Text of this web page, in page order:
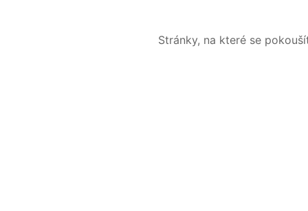
Stránky, na které se